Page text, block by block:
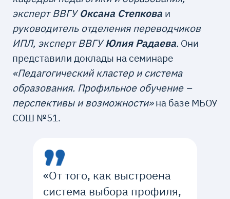
эксперт ВВГУОксана Степкова и
руководитель отделения переводчиков
ИПЛ, эксперт ВВГУЮлия Радаева. Они
представили доклады на семинаре
«Педагогический кластер и система
образования. Профильное обучение –
перспективы и возможности»на базе МБОУ
СОШ №51.
«От того, как выстроена
система выбора профиля,